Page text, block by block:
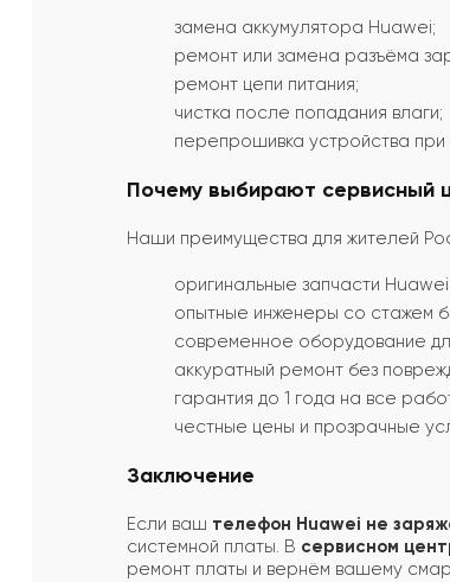
замена аккумулятора Huawei;
ремонт или замена разъёма
ремонт цепи питания;
чистка после попадания влаги;
перепрошивка устройства
Почему выбирают сервисный
Наши преимущества для жителей
оригинальные запчасти
опытные инженеры со стажем
современное оборудование
аккуратный ремонт без
гарантия до 1 года на все
честные цены и прозрачные
Заключение
Если ваш телефон Huawei не
системной платы. В сервисном
ремонт платы и вернём вашему